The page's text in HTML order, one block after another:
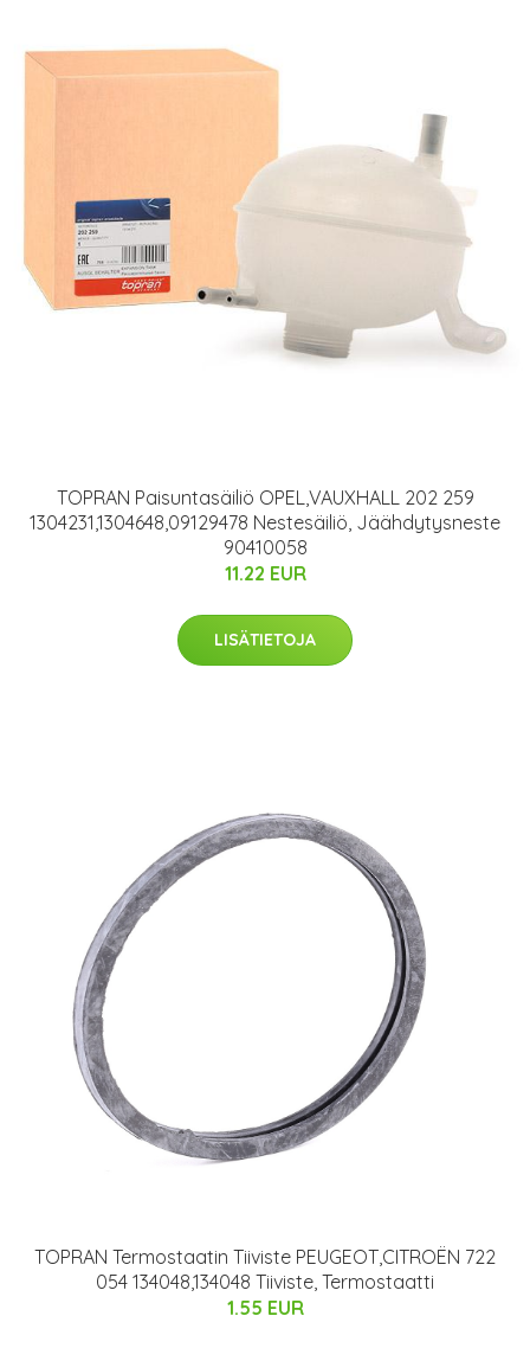
TOPRAN Paisuntasäiliö OPEL,VAUXHALL 202 259
1304231,1304648,09129478 Nestesäiliö, Jäähdytysneste
90410058
11.22 EUR
LISÄTIETOJA
TOPRAN Termostaatin Tiiviste PEUGEOT,CITROËN 722
054 134048,134048 Tiiviste, Termostaatti
1.55 EUR